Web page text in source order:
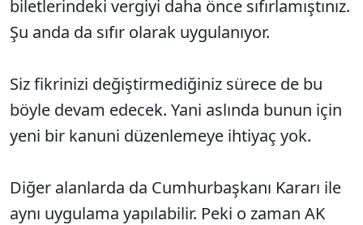
biletlerindeki vergiyi daha önce sıfırlamıştınız.
Şu anda da sıfır olarak uygulanıyor.
Siz fikrinizi değiştirmediğiniz sürece de bu
böyle devam edecek. Yani aslında bunun için
yeni bir kanuni düzenlemeye ihtiyaç yok.
Diğer alanlarda da Cumhurbaşkanı Kararı ile
aynı uygulama yapılabilir. Peki o zaman AK